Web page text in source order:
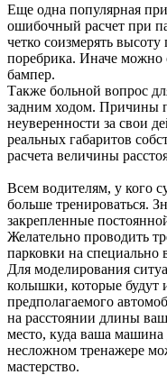
Еще одна популярная
ошибочный расчет при
четко соизмерять
поребрика. Иначе можно
бампер.
Также больной вопрос
задним ходом. Причины
неуверенности за свои
реальных габаритов
расчета величины
Всем водителям, у кого
больше тренироваться.
закрепленные
Желательно проводить
парковки на специально
Для моделирования
колышки, которые будут
предполагаемого
на расстоянии длины
место, куда ваша
несложном тренажере
мастерство.